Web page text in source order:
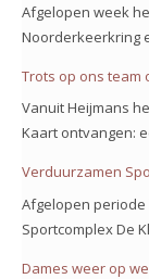
Afgelopen week
Noorderkeerkring
Trots op ons team
Vanuit Heijmans
Kaart ontvangen:
Verduurzamen
Afgelopen
Sportcomplex De
Dames weer op